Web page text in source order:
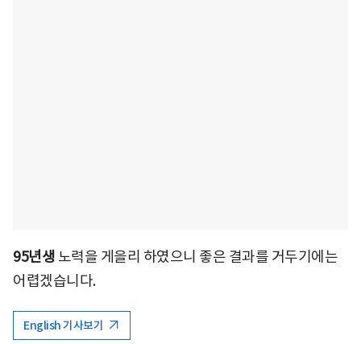
95년생 노력을 게을리 하였으니 좋은 결과를 거두기에는
어렵겠습니다.
English 기사보기